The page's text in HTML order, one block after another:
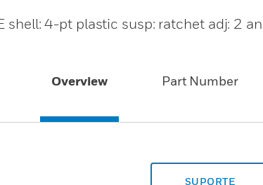
shell: 4-pt plastic susp: ratchet adj: 2
Overview Part Number
SUPORTE